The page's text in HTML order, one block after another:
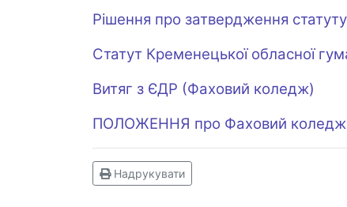
Рішення про затвердження
Статут Кременецької обласної
Витяг з ЄДР (Фаховий коледж)
ПОЛОЖЕННЯ про Фаховий коледж
Надрукувати